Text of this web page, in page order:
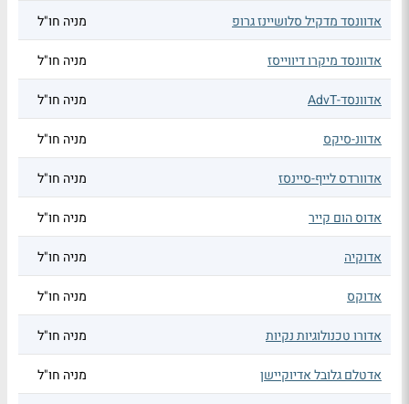
אדוונסד מדקיל סלושיינז גרופ מניה חו"ל
אדוונסד מיקרו דיווייסז מניה חו"ל
אדוונסד-AdvT מניה חו"ל
אדוונ-סיקס מניה חו"ל
אדוורדס לייף-סיינסז מניה חו"ל
אדוס הום קייר מניה חו"ל
אדוקיה מניה חו"ל
אדוקס מניה חו"ל
אדורו טכנולוגיות נקיות מניה חו"ל
אדטלם גלובל אדיוקיישן מניה חו"ל